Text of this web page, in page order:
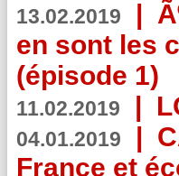
13.02.2019 |
en sont les
(épisode 1)
11.02.2019 |
04.01.2019 |
France et